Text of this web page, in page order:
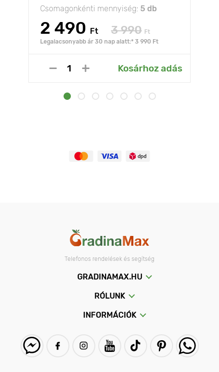
Csomagonkénti mennyiség: 5 db
2 490 Ft 3 990 Ft
Legalacsonyabb ár 30 nap alatt:* 3 990 Ft
Kosárhoz adás
Telefonos rendelések és segítség
GRADINAMAX.HU
RÓLUNK
INFORMÁCIÓK